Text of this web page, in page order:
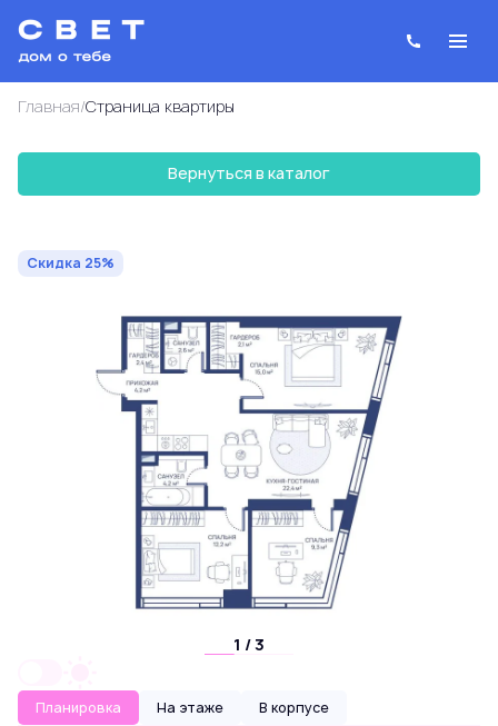
Главная/Cтраница квартиры
Вернуться в каталог
74.4 м2
41 390 676 руб.
Ипотекаот 111 379 руб.
Скидка 25%
1 / 3
Планировка На этаже В корпусе